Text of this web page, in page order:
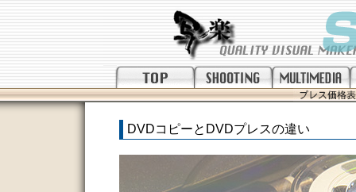
DVDコピーとDVDプレスの違い